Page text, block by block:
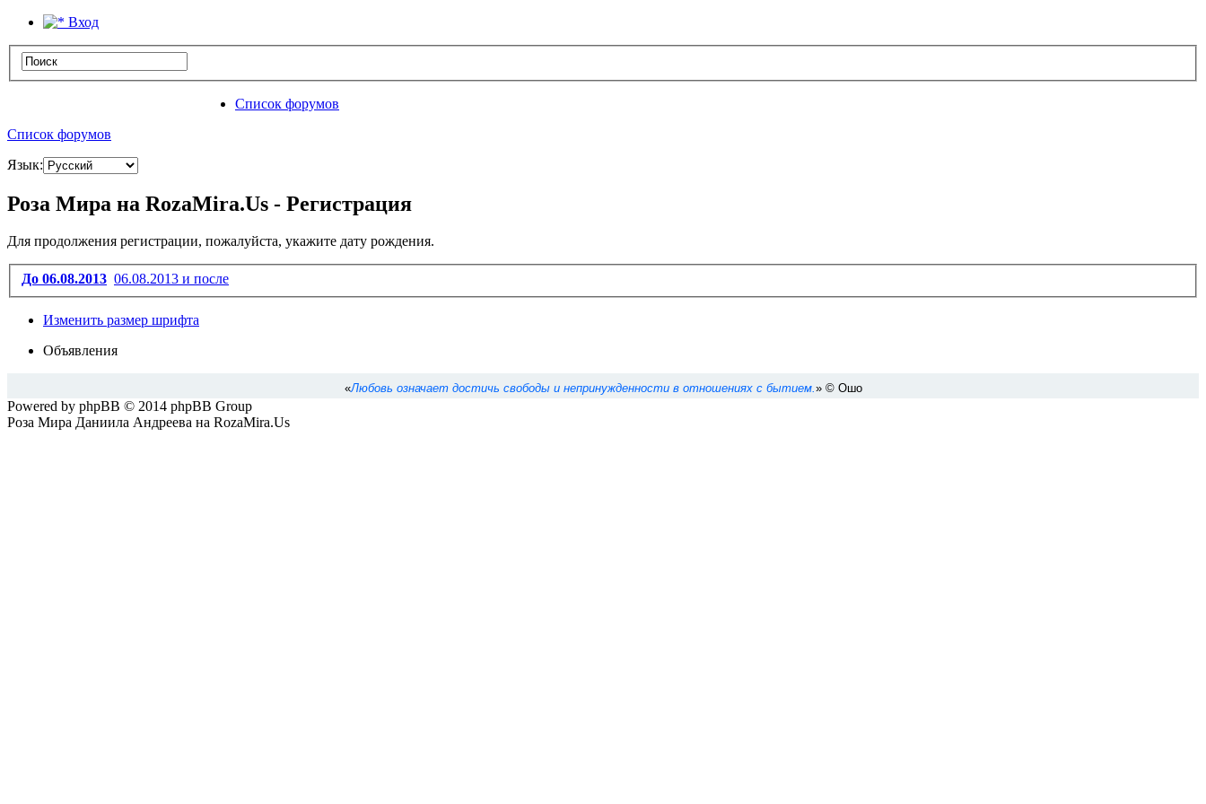
Вход
Список форумов
Список форумов
Язык:
Роза Мира на RozaMira.Us - Регистрация
Для продолжения регистрации, пожалуйста, укажите дату рождения.
До 06.08.2013 06.08.2013 и после
Изменить размер шрифта
Объявления
«Любовь означает достичь свободы и непринужденности в отношениях с бытием.» © Ошо
Powered by phpBB © 2014 phpBB Group
Роза Мира Даниила Андреева на RozaMira.Us